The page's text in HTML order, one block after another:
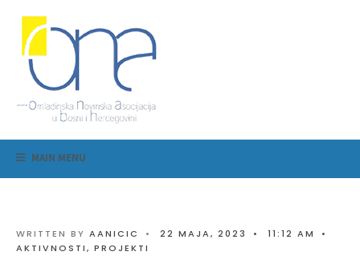
MAIN MENU
WRITTEN BY AANICIC • 22 MAJA, 2023 • 11:12 AM
•
AKTIVNOSTI, PROJEKTI